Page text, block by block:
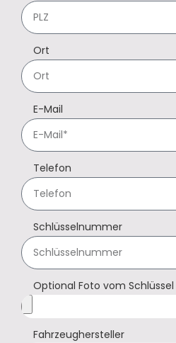
Ort
E-Mail
Telefon
Schlüsselnummer
Optional Foto vom Schlüssel
Fahrzeughersteller